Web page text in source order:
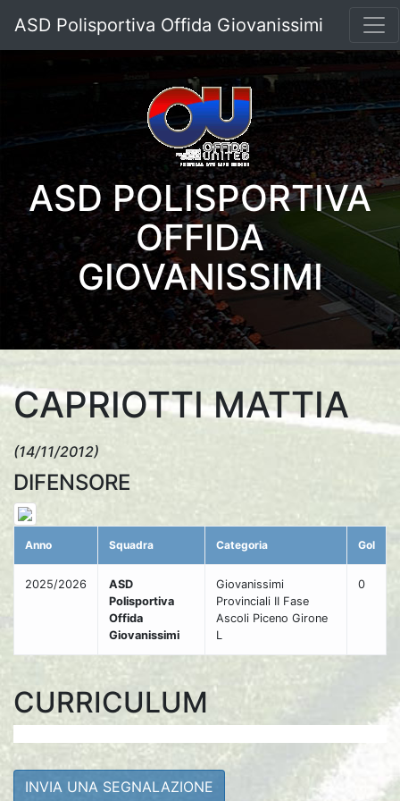
ASD Polisportiva Offida Giovanissimi
ASD POLISPORTIVA
OFFIDA
GIOVANISSIMI
CAPRIOTTI MATTIA
(14/11/2012)
DIFENSORE
Anno Squadra Categoria Gol
2025/2026
ASD
Polisportiva
Offida
Giovanissimi
Giovanissimi
Provinciali II Fase
Ascoli Piceno Girone
L
0
CURRICULUM
INVIA UNA SEGNALAZIONE